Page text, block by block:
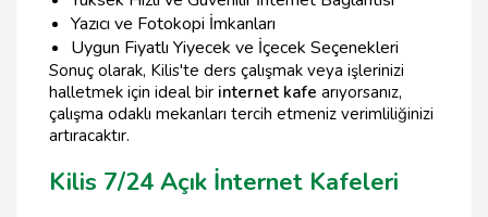
Yazıcı ve Fotokopi İmkanları
Uygun Fiyatlı Yiyecek ve İçecek Seçenekleri
Sonuç olarak, Kilis'te ders çalışmak veya işlerinizi
halletmek için ideal bir internet kafe arıyorsanız,
çalışma odaklı mekanları tercih etmeniz verimliliğinizi
artıracaktır.
Kilis 7/24 Açık İnternet Kafeleri